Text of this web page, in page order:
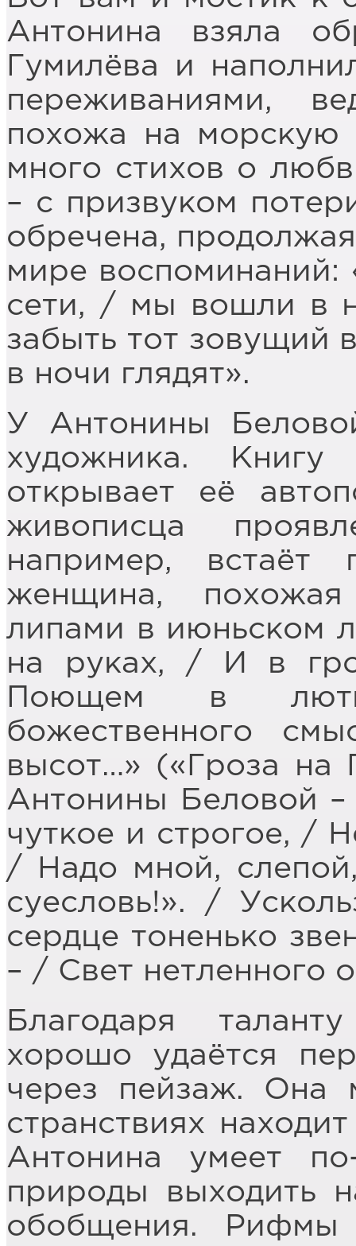
Антонина взяла
Гумилёва и
переживаниями,
похожа на морскую
много стихов о
– с призвуком
обречена,
мире воспоминаний:
сети, / мы вошли в
забыть тот зовущий
в ночи глядят».
У Антонины
художника.
открывает её
живописца
например, встаёт
женщина,
липами в июньском
на руках, / И в
Поющем в
божественного
высот…» («Гроза на
Антонины Беловой
чуткое и строгое, /
/ Надо мной,
суесловь!». /
сердце тоненько
– / Свет нетленного
Благодаря
хорошо удаётся
через пейзаж. Она
странствиях
Антонина умеет
природы выходить
обобщения. Рифмы